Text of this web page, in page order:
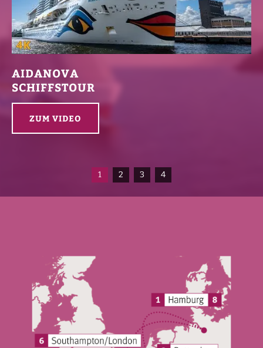
AIDANOVA
SCHIFFSTOUR
ZUM VIDEO
1 2 3 4